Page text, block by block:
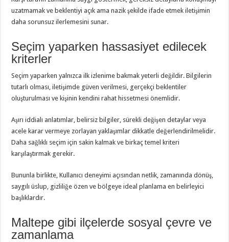
uzatmamak ve beklentiyi açık ama nazik şekilde ifade etmek iletişimin
daha sorunsuz ilerlemesini sunar.
Seçim yaparken hassasiyet edilecek
kriterler
Seçim yaparken yalnızca ilk izlenime bakmak yeterli değildir. Bilgilerin
tutarlı olması, iletişimde güven verilmesi, gerçekçi beklentiler
oluşturulması ve kişinin kendini rahat hissetmesi önemlidir.
Aşırı iddialı anlatımlar, belirsiz bilgiler, sürekli değişen detaylar veya
acele karar vermeye zorlayan yaklaşımlar dikkatle değerlendirilmelidir.
Daha sağlıklı seçim için sakin kalmak ve birkaç temel kriteri
karşılaştırmak gerekir.
Bununla birlikte, Kullanıcı deneyimi açısından netlik, zamanında dönüş,
saygılı üslup, gizliliğe özen ve bölgeye ideal planlama en belirleyici
başlıklardır.
Maltepe gibi ilçelerde sosyal çevre ve
zamanlama